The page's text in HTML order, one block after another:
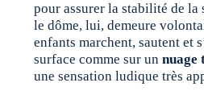
pour assurer la stabilité de la
le dôme, lui, demeure
enfants marchent, sautent et
surface comme sur unnuage
une sensation ludique très